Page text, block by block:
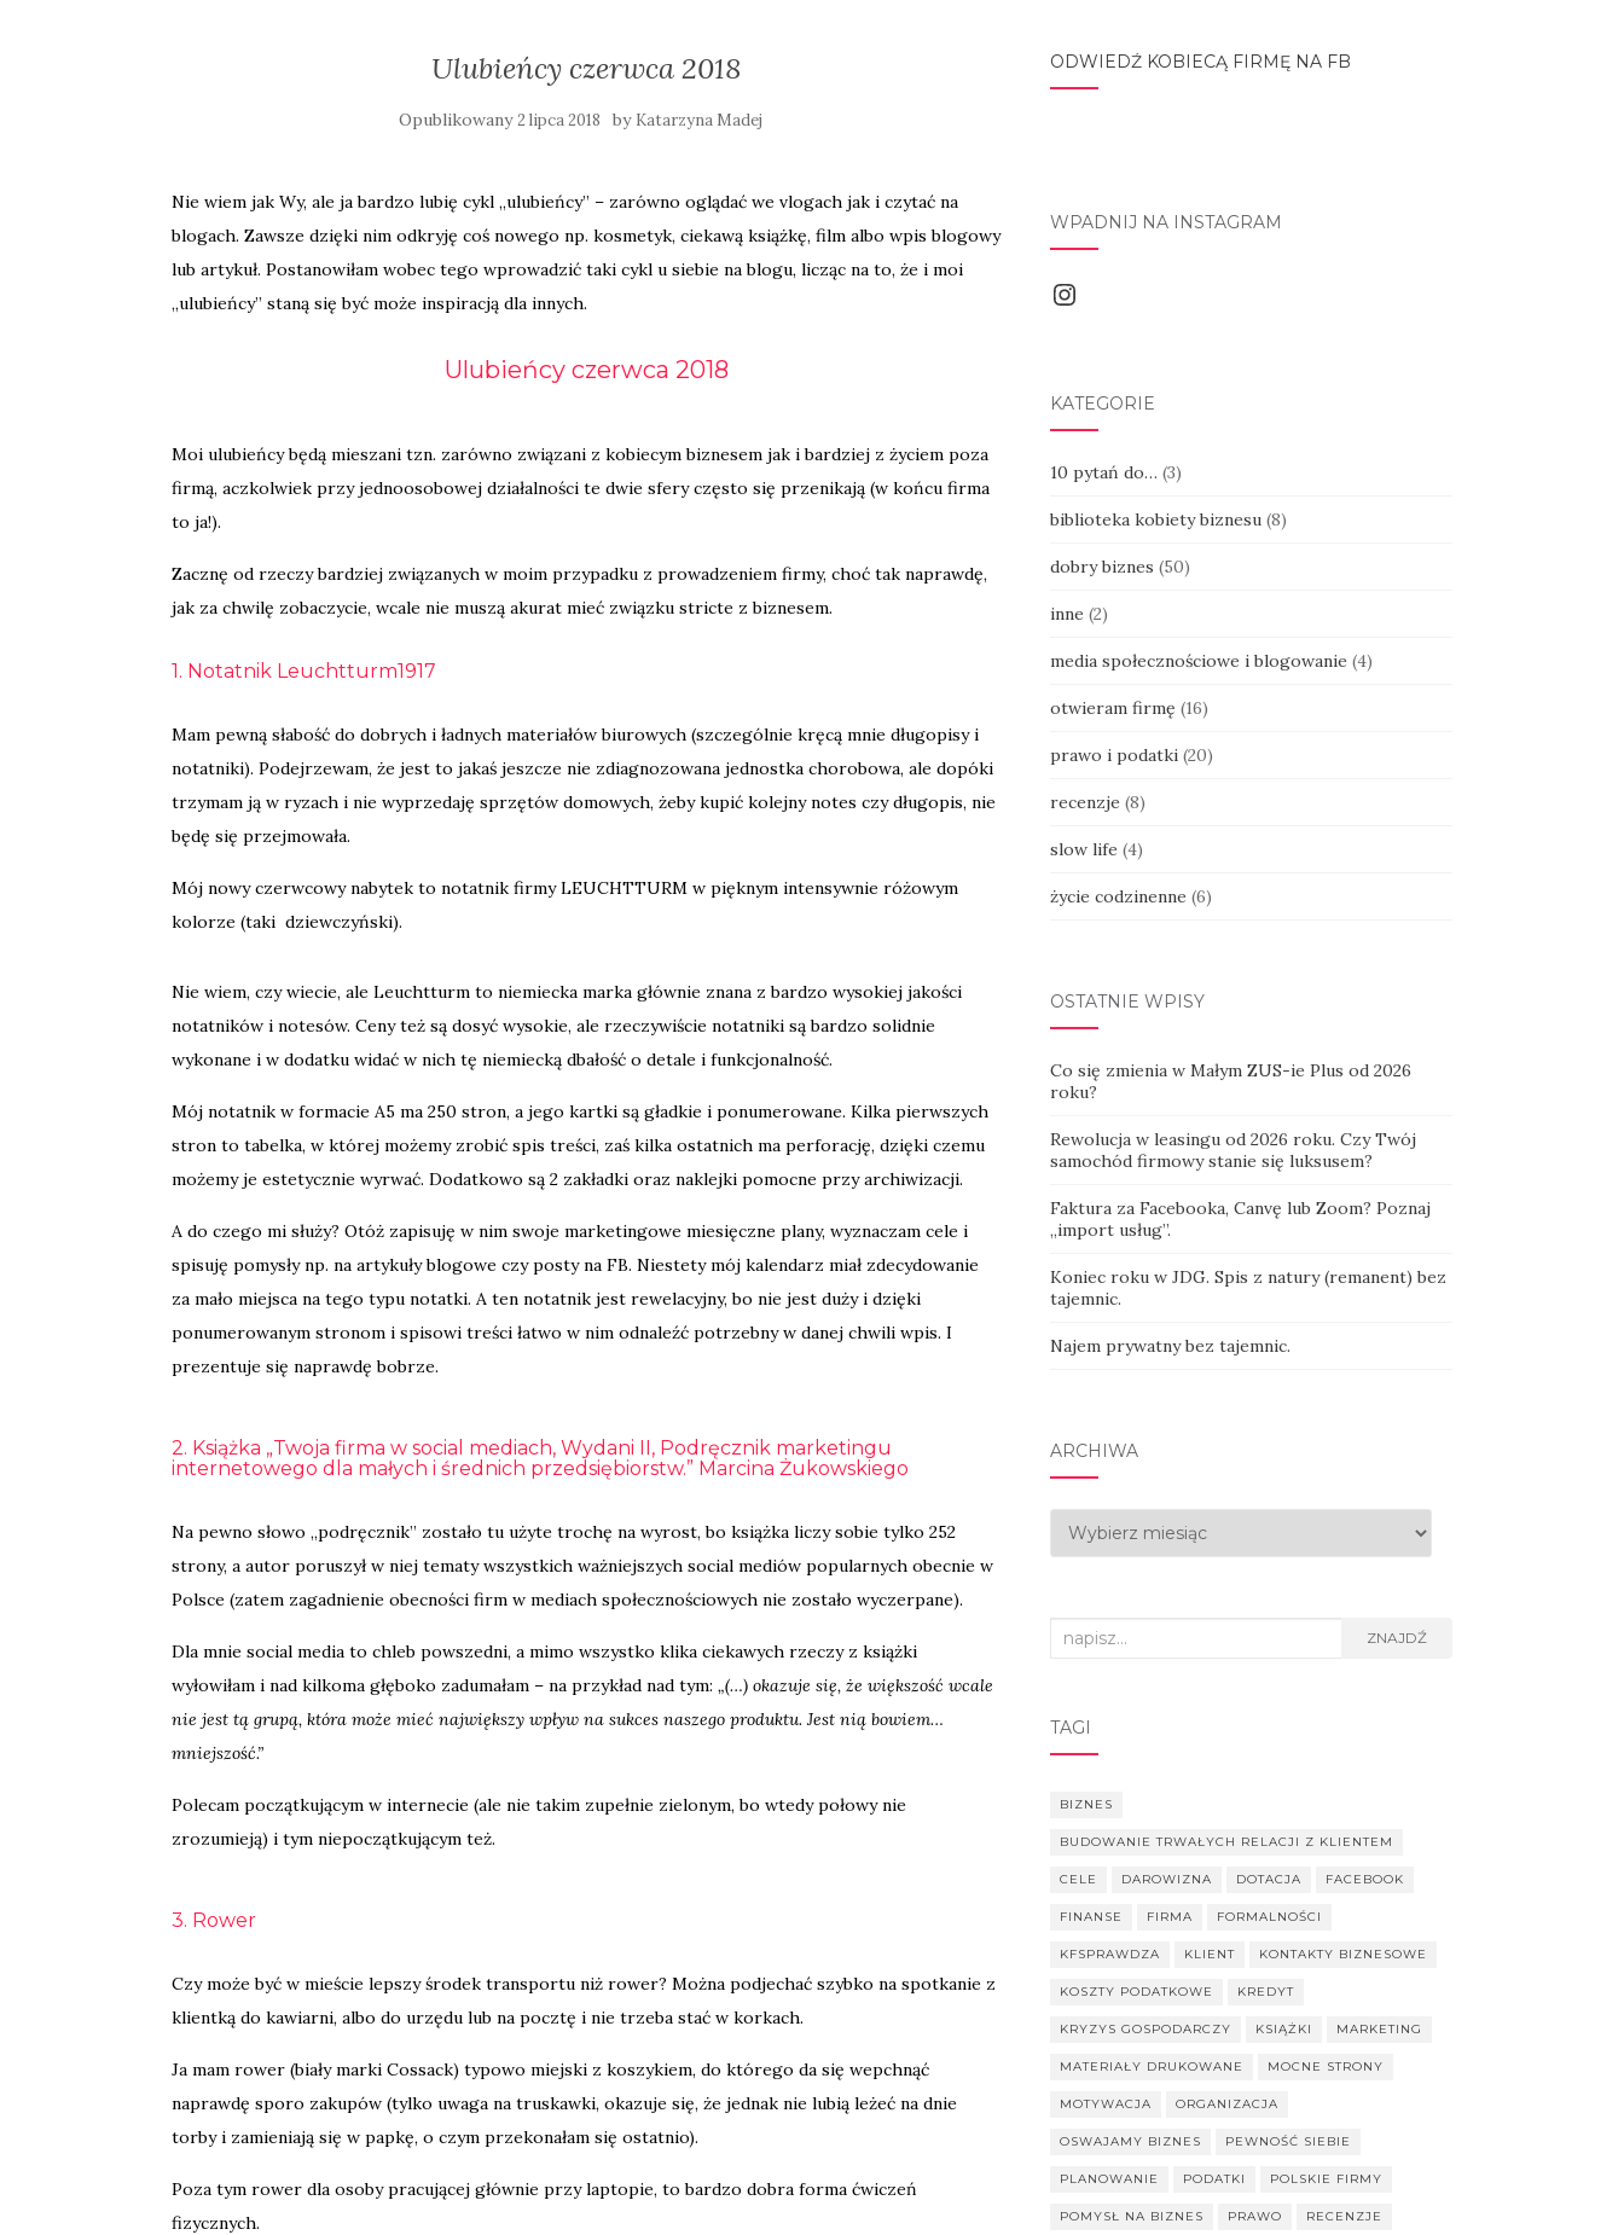
Ulubieńcy czerwca 2018
Opublikowany2 lipca 2018 by Katarzyna Madej
Nie wiem jak Wy, ale ja bardzo lubię cykl „ulubieńcy” – zarówno oglądać we vlogach jak i czytać na
blogach. Zawsze dzięki nim odkryję coś nowego np. kosmetyk, ciekawą książkę, film albo wpis blogowy
lub artykuł. Postanowiłam wobec tego wprowadzić taki cykl u siebie na blogu, licząc na to, że i moi
„ulubieńcy” staną się być może inspiracją dla innych.
Ulubieńcy czerwca 2018
Moi ulubieńcy będą mieszani tzn. zarówno związani z kobiecym biznesem jak i bardziej z życiem poza
firmą, aczkolwiek przy jednoosobowej działalności te dwie sfery często się przenikają (w końcu firma
to ja!).
Zacznę od rzeczy bardziej związanych w moim przypadku z prowadzeniem firmy, choć tak naprawdę,
jak za chwilę zobaczycie, wcale nie muszą akurat mieć związku stricte z biznesem.
1. Notatnik Leuchtturm1917
Mam pewną słabość do dobrych i ładnych materiałów biurowych (szczególnie kręcą mnie długopisy i
notatniki). Podejrzewam, że jest to jakaś jeszcze nie zdiagnozowana jednostka chorobowa, ale dopóki
trzymam ją w ryzach i nie wyprzedaję sprzętów domowych, żeby kupić kolejny notes czy długopis, nie
będę się przejmowała.
Mój nowy czerwcowy nabytek to notatnik firmy LEUCHTTURM w pięknym intensywnie różowym
kolorze (taki dziewczyński).
Nie wiem, czy wiecie, ale Leuchtturm to niemiecka marka głównie znana z bardzo wysokiej jakości
notatników i notesów. Ceny też są dosyć wysokie, ale rzeczywiście notatniki są bardzo solidnie
wykonane i w dodatku widać w nich tę niemiecką dbałość o detale i funkcjonalność.
Mój notatnik w formacie A5 ma 250 stron, a jego kartki są gładkie i ponumerowane. Kilka pierwszych
stron to tabelka, w której możemy zrobić spis treści, zaś kilka ostatnich ma perforację, dzięki czemu
możemy je estetycznie wyrwać. Dodatkowo są 2 zakładki oraz naklejki pomocne przy archiwizacji.
A do czego mi służy? Otóż zapisuję w nim swoje marketingowe miesięczne plany, wyznaczam cele i
spisuję pomysły np. na artykuły blogowe czy posty na FB. Niestety mój kalendarz miał zdecydowanie
za mało miejsca na tego typu notatki. A ten notatnik jest rewelacyjny, bo nie jest duży i dzięki
ponumerowanym stronom i spisowi treści łatwo w nim odnaleźć potrzebny w danej chwili wpis. I
prezentuje się naprawdę bobrze.
2. Książka „Twoja firma w social mediach, Wydani II, Podręcznik marketingu
internetowego dla małych i średnich przedsiębiorstw.” Marcina Żukowskiego
Na pewno słowo „podręcznik” zostało tu użyte trochę na wyrost, bo książka liczy sobie tylko 252
strony, a autor poruszył w niej tematy wszystkich ważniejszych social mediów popularnych obecnie w
Polsce (zatem zagadnienie obecności firm w mediach społecznościowych nie zostało wyczerpane).
Dla mnie social media to chleb powszedni, a mimo wszystko klika ciekawych rzeczy z książki
wyłowiłam i nad kilkoma głęboko zadumałam – na przykład nad tym: „(…) okazuje się, że większość wcale
nie jest tą grupą, która może mieć największy wpływ na sukces naszego produktu. Jest nią bowiem…
mniejszość.”
Polecam początkującym w internecie (ale nie takim zupełnie zielonym, bo wtedy połowy nie
zrozumieją) i tym niepoczątkującym też.
3. Rower
Czy może być w mieście lepszy środek transportu niż rower? Można podjechać szybko na spotkanie z
klientką do kawiarni, albo do urzędu lub na pocztę i nie trzeba stać w korkach.
Ja mam rower (biały marki Cossack) typowo miejski z koszykiem, do którego da się wepchnąć
naprawdę sporo zakupów (tylko uwaga na truskawki, okazuje się, że jednak nie lubią leżeć na dnie
torby i zamieniają się w papkę, o czym przekonałam się ostatnio).
Poza tym rower dla osoby pracującej głównie przy laptopie, to bardzo dobra forma ćwiczeń
fizycznych.
ODWIEDŹ KOBIECĄ FIRMĘ NA FB
WPADNIJ NA INSTAGRAM
Instagram
KATEGORIE
10 pytań do… (3)
biblioteka kobiety biznesu (8)
dobry biznes (50)
inne (2)
media społecznościowe i blogowanie (4)
otwieram firmę (16)
prawo i podatki(20)
recenzje (8)
slow life (4)
życie codzinenne (6)
OSTATNIE WPISY
Co się zmienia w Małym ZUS-ie Plus od 2026
roku?
Rewolucja w leasingu od 2026 roku. Czy Twój
samochód firmowy stanie się luksusem?
Faktura za Facebooka, Canvę lub Zoom? Poznaj
„import usług”.
Koniec roku w JDG. Spis z natury (remanent) bez
tajemnic.
Najem prywatny bez tajemnic.
ARCHIWA
Archiwa
Search
ZNAJDŹ
TAGI
BIZNES
BUDOWANIE TRWAŁYCH RELACJI Z KLIENTEM
CELE DAROWIZNA DOTACJA FACEBOOK
FINANSE FIRMA FORMALNOŚCI
KFSPRAWDZA KLIENT KONTAKTY BIZNESOWE
KOSZTY PODATKOWE KREDYT
KRYZYS GOSPODARCZY KSIĄŻKI MARKETING
MATERIAŁY DRUKOWANE MOCNE STRONY
MOTYWACJA ORGANIZACJA
OSWAJAMY BIZNES PEWNOŚĆ SIEBIE
PLANOWANIE PODATKI POLSKIE FIRMY
POMYSŁ NA BIZNES PRAWO RECENZJE